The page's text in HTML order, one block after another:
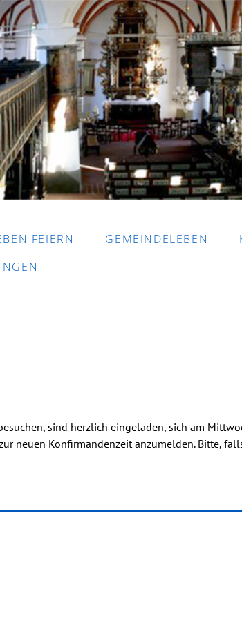
FEIERN GEMEINDELEBEN
sind herzlich eingeladen, sich am
neuen Konfirmandenzeit anzumelden. Bitte,